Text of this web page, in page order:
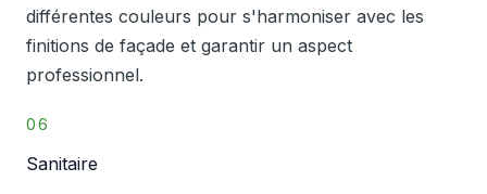
différentes couleurs pour s'harmoniser avec les
finitions de façade et garantir un aspect
professionnel.
06
Sanitaire